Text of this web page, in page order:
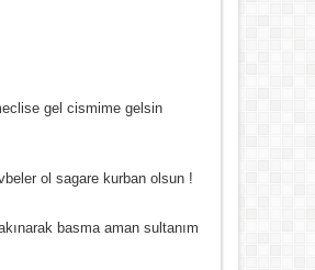
gel cismime gelsin
ol sagare kurban olsun !
basma aman sultanım